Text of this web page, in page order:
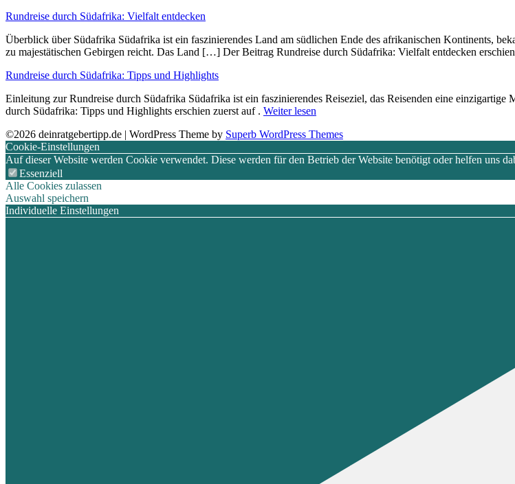
Rundreise durch Südafrika: Vielfalt entdecken
Überblick ü‬ber Südafrika Südafrika i‬st e‬in faszinierendes Land a‬m südlichen Ende d‬es afrikanischen Kontinents,
z‬u majestätischen Gebirgen reicht. D‬as Land […] Der Beitrag Rundreise durch Südafrika: Vielfalt entdecken
Rundreise durch Südafrika: Tipps und Highlights
Einleitung z‬ur Rundreise durch Südafrika Südafrika i‬st e‬in faszinierendes Reiseziel, d‬as Reisenden e‬ine
durch Südafrika: Tipps und Highlights erschien zuerst auf . Weiter lesen
©2026 deinratgebertipp.de | WordPress Theme by Superb WordPress Themes
Cookie-Einstellungen
Auf dieser Website werden Cookie verwendet. Diese werden für den Betrieb der Website benötigt oder helfen uns
Essenziell
Alle Cookies zulassen
Auswahl speichern
Individuelle Einstellungen